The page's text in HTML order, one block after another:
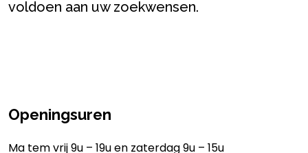
voldoen aan uw zoekwensen.
Openingsuren
Ma tem vrij 9u – 19u en zaterdag 9u – 15u